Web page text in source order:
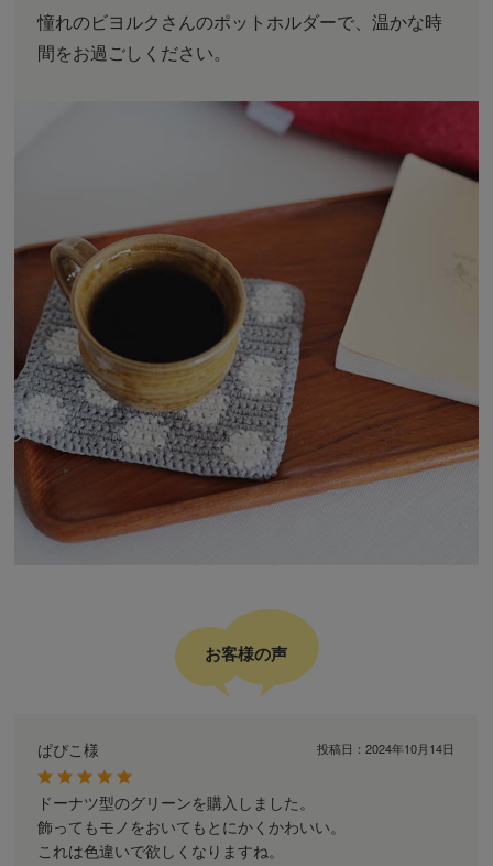
憧れのビヨルクさんのポットホルダーで、温かな時
間をお過ごしください。
お客様の声
ぱぴこ様 投稿日：2024年10月14日
ドーナツ型のグリーンを購入しました。
飾ってもモノをおいてもとにかくかわいい。
これは色違いで欲しくなりますね。